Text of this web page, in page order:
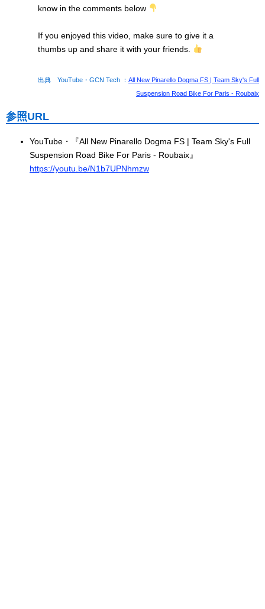
know in the comments below
If you enjoyed this video, make sure to give it a
thumbs up and share it with your friends.
出典 YouTube・GCN Tech ： All New Pinarello Dogma FS | Team Sky's Full
Suspension Road Bike For Paris - Roubaix
参照URL
YouTube・『All New Pinarello Dogma FS | Team Sky's Full
Suspension Road Bike For Paris - Roubaix』
https://youtu.be/N1b7UPNhmzw